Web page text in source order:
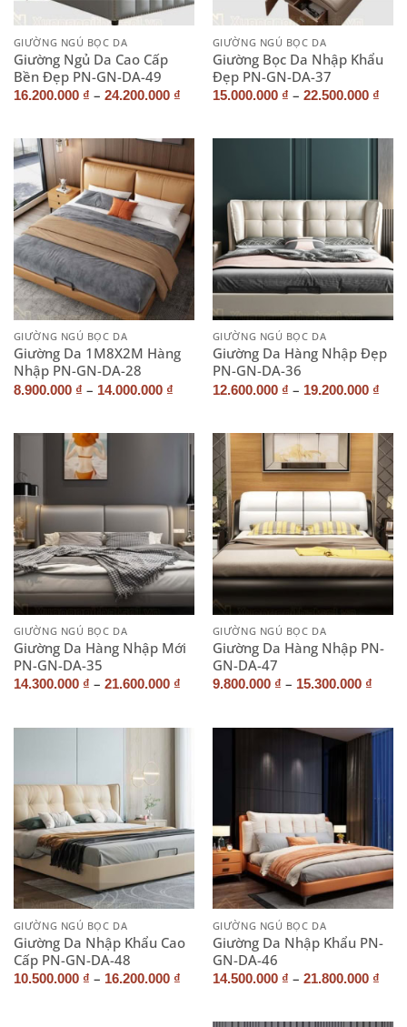
GIƯỜNG NGỦ BỌC DA
Giường Ngủ Da Cao Cấp
Bền Đẹp PN-GN-DA-49
16.200.000 ₫ – 24.200.000 ₫
GIƯỜNG NGỦ BỌC DA
Giường Bọc Da Nhập Khẩu
Đẹp PN-GN-DA-37
15.000.000 ₫ – 22.500.000 ₫
GIƯỜNG NGỦ BỌC DA
Giường Da 1M8X2M Hàng
Nhập PN-GN-DA-28
8.900.000 ₫ – 14.000.000 ₫
GIƯỜNG NGỦ BỌC DA
Giường Da Hàng Nhập Đẹp
PN-GN-DA-36
12.600.000 ₫ – 19.200.000 ₫
GIƯỜNG NGỦ BỌC DA
Giường Da Hàng Nhập Mới
PN-GN-DA-35
14.300.000 ₫ – 21.600.000 ₫
GIƯỜNG NGỦ BỌC DA
Giường Da Hàng Nhập PN-
GN-DA-47
9.800.000 ₫ – 15.300.000 ₫
GIƯỜNG NGỦ BỌC DA
Giường Da Nhập Khẩu Cao
Cấp PN-GN-DA-48
10.500.000 ₫ – 16.200.000 ₫
GIƯỜNG NGỦ BỌC DA
Giường Da Nhập Khẩu PN-
GN-DA-46
14.500.000 ₫ – 21.800.000 ₫